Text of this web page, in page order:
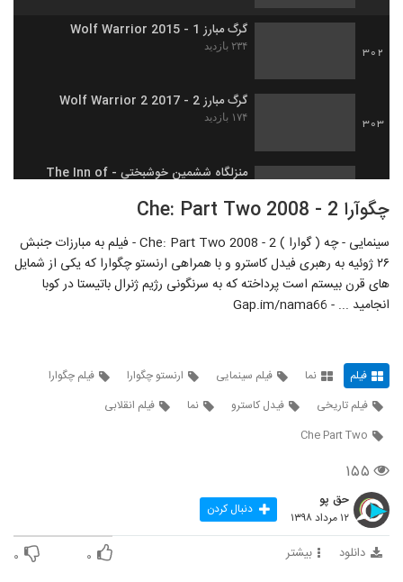
302
گرگ مبارز 1 - Wolf Warrior 2015
۲۳۴ بازدید
303
گرگ مبارز 2 - Wolf Warrior 2 2017
۱۷۴ بازدید
منزلگاه ششمین خوشبختی - The Inn of
۱۲۲ بازدید
305
در دل دریا - In the Heart of the Sea
2015
۱۵۷ بازدید
آتش در دشت - Fires on the Plain 1959
307
ابوت و کاستلو در لژیون خارجی
۱۳۱ بازدید
309
چگوآرا 2 - Che: Part Two 2008
سینمایی - چه ( گوارا ) 2 - Che: Part Two 2008 - فیلم به مبارزات جنبش
۲۶ ژوئیه به رهبری فیدل کاسترو و با همراهی ارنستو چگوارا که یکی از شمایل
های قرن بیستم است پرداخته که به سرنگونی رژیم ژنرال باتیستا در کوبا
انجامید ... - Gap.im/nama66
فیلم نما فیلم سینمایی ارنستو چگوارا
فیلم چگوارا
فیلم تاریخی
فیدل کاسترو نما
فیلم انقلابی
Che Part Two
۱۵۵
حق پو
۱۲ مرداد ۱۳۹۸ دنبال کردن
دانلود بیشتر ۰ ۰